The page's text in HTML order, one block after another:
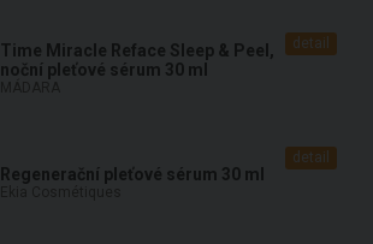
Time Miracle Reface Sleep & Peel,
noční pleťové sérum 30 ml
detail
Regenerační pleťové sérum 30 ml
detail